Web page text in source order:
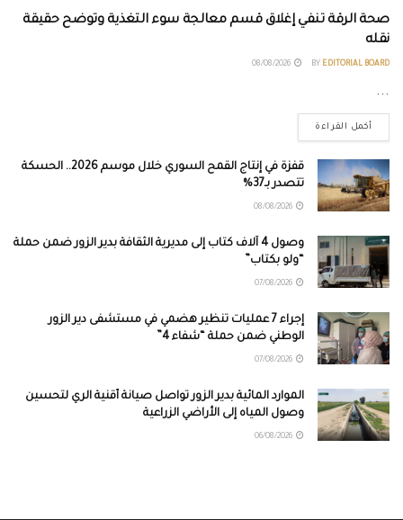
صحة الرقة تنفي إغلاق قسم معالجة سوء التغذية وتوضح حقيقة
نقله
BY EDITORIAL BOARD
...
أكمل القراءة
قفزة في إنتاج القمح السوري خلال موسم 2026.. الحسكة
تتصدر بـ37%
وصول 4 آلاف كتاب إلى مديرية الثقافة بدير الزور ضمن حملة
“ولو بكتاب”
إجراء 7 عمليات تنظير هضمي في مستشفى دير الزور
الوطني ضمن حملة “شفاء 4”
الموارد المائية بدير الزور تواصل صيانة أقنية الري لتحسين
وصول المياه إلى الأراضي الزراعية